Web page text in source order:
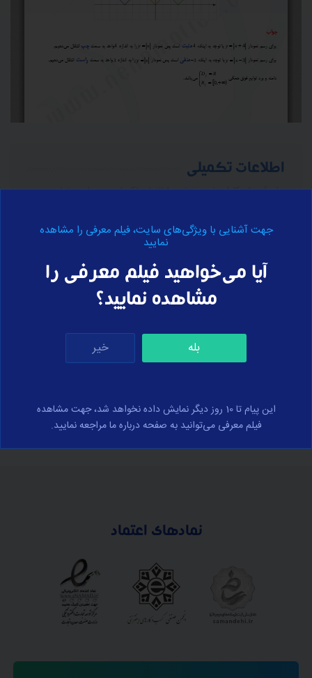
اطلاعات تکمیلی
برای آموزش کامل مفهوم فوق به اطلاعات تکمیلی زیر مراجعه نمایید.
تابع تبدیل نمودار تابع y=f(x+k)
تابع تبدیل نمودار تابع y=-f(x)
برای ارسال نظر وارد سایت شوید
نمادهای اعتماد
جهت آشنایی با ویژگی‌های سایت، فیلم معرفی را مشاهده
نمایید
آیا می‌خواهید فیلم معرفی را
مشاهده نمایید؟
بله خیر
این پیام تا 10 روز دیگر نمایش داده نخواهد شد، جهت مشاهده
فیلم معرفی می‌توانید به صفحه درباره ما مراجعه نمایید.